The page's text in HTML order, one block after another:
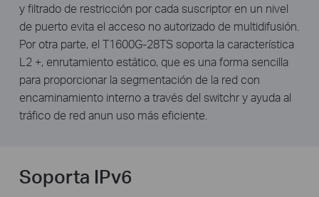
y filtrado de restricción por cada suscriptor en un nivel
de puerto evita el acceso no autorizado de multidifusión.
Por otra parte, el T1600G-28TS soporta la característica
L2 +, enrutamiento estático, que es una forma sencilla
para proporcionar la segmentación de la red con
encaminamiento interno a través del switchr y ayuda al
tráfico de red anun uso más eficiente.
Soporta IPv6